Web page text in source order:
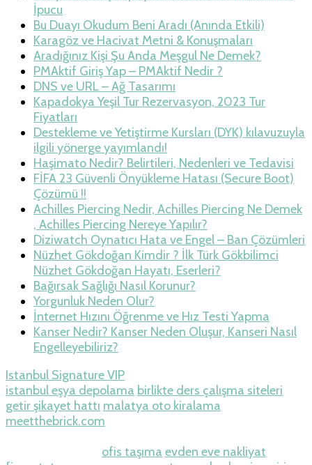
İpucu
Bu Duayı Okudum Beni Aradı (Anında Etkili)
Karagöz ve Hacivat Metni & Konuşmaları
Aradığınız Kişi Şu Anda Meşgul Ne Demek?
PMAktif Giriş Yap – PMAktif Nedir ?
DNS ve URL – Ağ Tasarımı
Kapadokya Yeşil Tur Rezervasyon, 2023 Tur
Fiyatları
Destekleme ve Yetiştirme Kursları (DYK) kılavuzuyla
ilgili yönerge yayımlandı!
Haşimato Nedir? Belirtileri, Nedenleri ve Tedavisi
FİFA 23 Güvenli Önyükleme Hatası (Secure Boot)
Çözümü !!
Achilles Piercing Nedir, Achilles Piercing Ne Demek
, Achilles Piercing Nereye Yapılır?
Diziwatch Oynatıcı Hata ve Engel – Ban Çözümleri
Nüzhet Gökdoğan Kimdir ? İlk Türk Gökbilimci
Nüzhet Gökdoğan Hayatı, Eserleri?
Bağırsak Sağlığı Nasıl Korunur?
Yorgunluk Neden Olur?
İnternet Hızını Öğrenme ve Hız Testi Yapma
Kanser Nedir? Kanser Neden Oluşur, Kanseri Nasıl
Engelleyebiliriz?
Istanbul Signature VIP
istanbul eşya depolama birlikte ders çalışma siteleri
getir şikayet hattı malatya oto kiralama
meetthebrick.com
ofis taşıma evden eve nakliyat